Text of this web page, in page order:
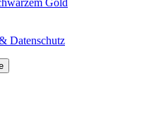
Gold
Datenschutz